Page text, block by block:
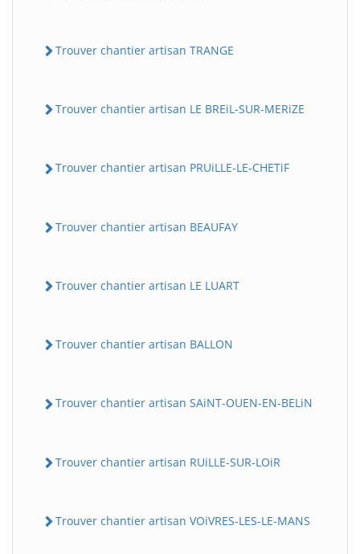
Trouver chantier artisan TRANGE
Trouver chantier artisan LE BREiL-SUR-MERiZE
Trouver chantier artisan PRUiLLE-LE-CHETiF
Trouver chantier artisan BEAUFAY
Trouver chantier artisan LE LUART
Trouver chantier artisan BALLON
Trouver chantier artisan SAiNT-OUEN-EN-BELiN
Trouver chantier artisan RUiLLE-SUR-LOiR
Trouver chantier artisan VOiVRES-LES-LE-MANS